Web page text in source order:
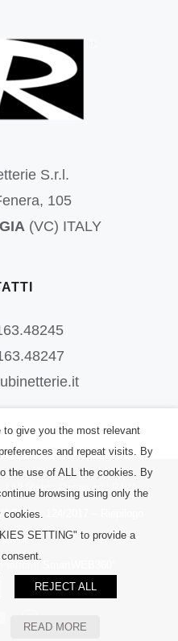
S.r.l.
105
(VC) ITALY
| All Rights Reserved | P.IVA:
|L. 124/2017 – Riepilogo
give you the most relevant
and repeat visits. By
the use of ALL the cookies. By
browsing using only the
cookies.
SETTING" to provide a
REJECT ALL
READ MORE